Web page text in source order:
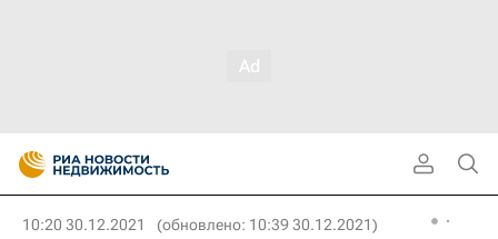
10:20 30.12.2021 (обновлено: 10:39 30.12.2021)